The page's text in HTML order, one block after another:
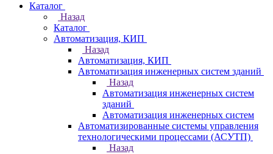
Каталог
Назад
Каталог
Автоматизация, КИП
Назад
Автоматизация, КИП
Автоматизация инженерных систем зданий
Назад
Автоматизация инженерных систем
зданий
Автоматизация инженерных систем
Автоматизированные системы управления
технологическими процессами (АСУТП)
Назад